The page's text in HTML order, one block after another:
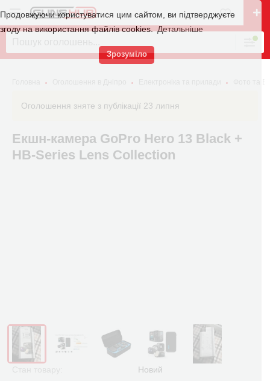
Продовжуючи користуватися цим сайтом, ви підтверджуєте
згоду на використання файлів cookies.
Детальніше
Зрозуміло
Оголошення зняте з публікації 23 липня
Екшн-камера GoPro Hero 13 Black +
HB-Series Lens Collection
Новий